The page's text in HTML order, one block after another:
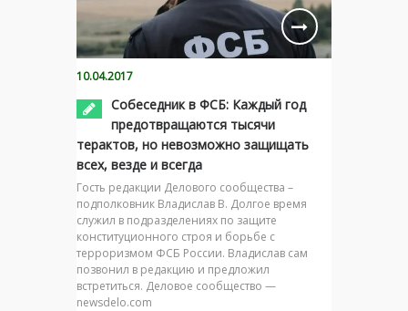
10.04.2017
Собеседник в ФСБ: Каждый год
предотвращаются тысячи
терактов, но невозможно защищать
всех, везде и всегда
Гость редакции Делового сообщества –
подполковник Владислав В. Долгое время
служил в подразделениях по защите
конституционного строя и борьбе с
терроризмом ФСБ России. Владислав сам
позвонил в редакцию и предложил
встретиться. Деловое сообщество —
newsdelo.com